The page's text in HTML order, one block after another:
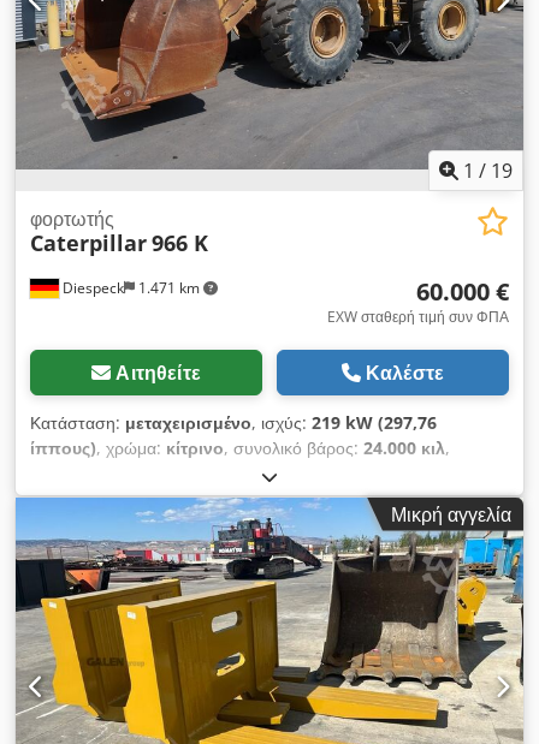
ΡΟΥΜΑΝΙΚΑ (Διεκπεραιώνουμε όλες τις διαδικασίες για την
εξαγωγή, συμπεριλαμβανομένης της έκδοσης των
απαραίτητων εγγράφων) * RADEK – ΕΛΛΗΝΙΚΑ : 0031
1 / 19
Diespeck 1.471 km
φορτωτής
Caterpillar966 K
60.000 €
EXW σταθερή τιμή συν ΦΠΑ
Αιτηθείτε Καλέστε
Κατάσταση: μεταχειρισμένο, ισχύς: 219 kW (297,76
ίππους), χρώμα: κίτρινο, συνολικό βάρος: 24.000 κιλ,
, αριθμός θέσεων:
κατασκευής:2013, ώρες λειτουργίας:13.999 h, 9.800 ώρες
νέος κινητήρας και μπροστινός άξονας Με επιφύλαξη για τυχόν
σφάλματα Dcodpfx Asy Durvsk Hok
Μικρή αγγελία